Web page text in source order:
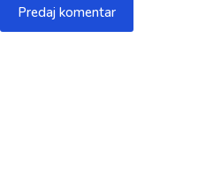
Predaj komentar